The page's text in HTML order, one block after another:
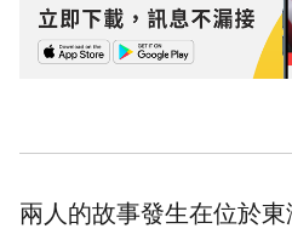
兩人的故事發生在位於東